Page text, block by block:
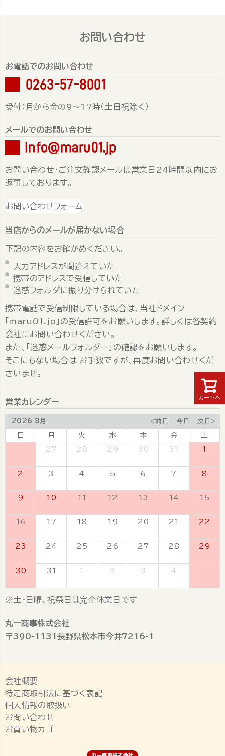
カートへ
お問い合わせ
お電話でのお問い合わせ
0263-57-8001
受付：月から金の9～17時（土日祝除く）
メールでのお問い合わせ
info@maru01.jp
お問い合わせ・ご注文確認メールは営業日24時間以内にお
返事しております。
お問い合わせフォーム
当店からのメールが届かない場合
下記の内容をお確かめください。
入力アドレスが間違えていた
携帯のアドレスで受信していた
迷惑フォルダに振り分けられていた
携帯電話で受信制限している場合は、当社ドメイン
「maru01.jp」の受信許可をお願いします。詳しくは各契約
会社にお問い合わせください。
また、「迷惑メールフォルダー」の確認をお願いします。
そこにもない場合は お手数ですが、再度お問い合わせくだ
さいませ。
営業カレンダー
2026 8月 <前月 今月 次月>
日 月 火 水 木 金
土
27 28 29 30 31 1
2 3 4 5 6 7 8
9 10 11 12 13 14 15
16 17 18 19 20 21 22
23 24 25 26 27 28 29
30 31 1 2 3 4
※土・日曜、祝祭日は完全休業日です
丸一商事株式会社
〒390-1131長野県松本市今井7216-1
会社概要
特定商取引法に基づく表記
個人情報の取扱い
お問い合わせ
お買い物カゴ